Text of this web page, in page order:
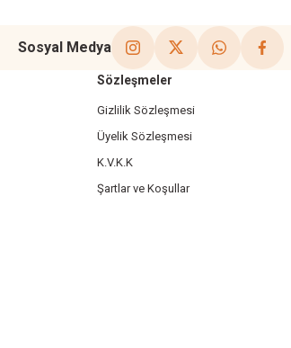
Sosyal Medya
Sözleşmeler
Gizlilik Sözleşmesi
Üyelik Sözleşmesi
K.V.K.K
Şartlar ve Koşullar